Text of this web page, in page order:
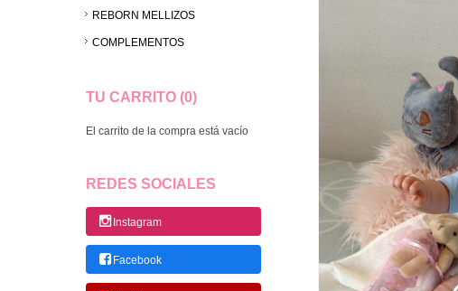
REBORN MELLIZOS
COMPLEMENTOS
TU CARRITO (0)
El carrito de la compra está vacío
REDES SOCIALES
Instagram
Facebook